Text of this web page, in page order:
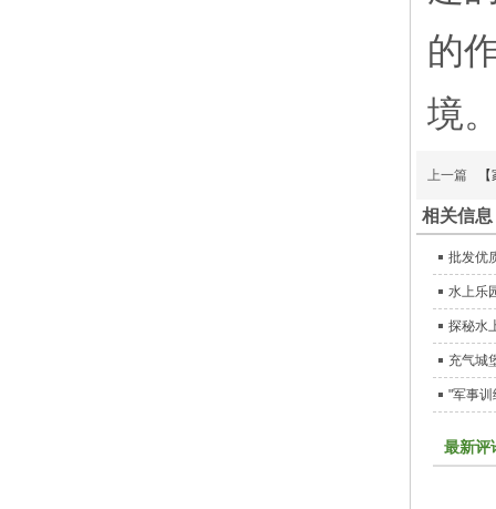
的
境
上一篇
相关信息
批发优
水上乐
探秘水
充气城
"军事训
最新评